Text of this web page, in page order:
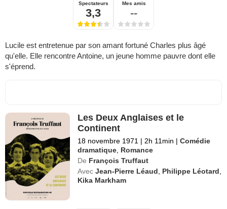
Spectateurs
3,3
Mes amis
--
Lucile est entretenue par son amant fortuné Charles plus âgé
qu'elle. Elle rencontre Antoine, un jeune homme pauvre dont elle
s'éprend.
Les Deux Anglaises et le
Continent
18 novembre 1971 | 2h 11min | Comédie
dramatique Romance
De François Truffaut
Avec Jean-Pierre Léaud Philippe Léotard
Kika Markham